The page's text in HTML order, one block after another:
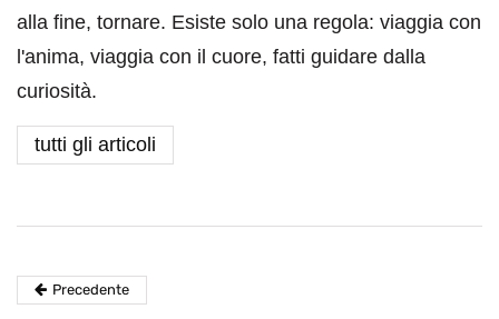
alla fine, tornare. Esiste solo una regola: viaggia con
l'anima, viaggia con il cuore, fatti guidare dalla
curiosità.
tutti gli articoli
Precedente